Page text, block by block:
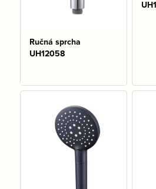
Ručná sprcha
UH12058